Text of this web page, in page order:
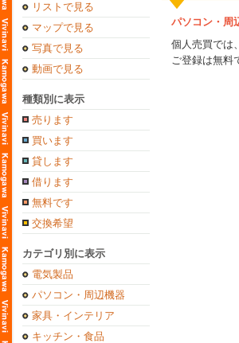
リストで見る
マップで見る
写真で見る
動画で見る
種類別に表示
売ります
買います
貸します
借ります
無料です
交換希望
カテゴリ別に表示
電気製品
パソコン・周辺機器
家具・インテリア
キッチン・食品
パソコン・周
個人売買では
ご登録は無料